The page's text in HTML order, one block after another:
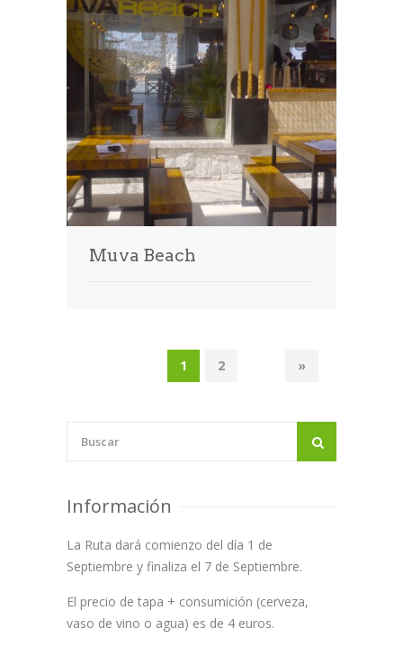
Muva Beach
1 2 »
Información
La Ruta dará comienzo del día 1 de
Septiembre y finaliza el 7 de Septiembre.
El precio de tapa + consumición (cerveza,
vaso de vino o agua) es de 4 euros.